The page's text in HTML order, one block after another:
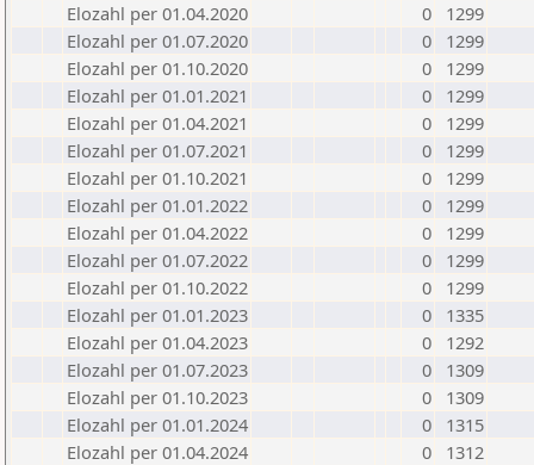
Elozahl per 01.04.2020
0
1299
Elozahl per 01.07.2020
0
1299
Elozahl per 01.10.2020
0
1299
Elozahl per 01.01.2021
0
1299
Elozahl per 01.04.2021
0
1299
Elozahl per 01.07.2021
0
1299
Elozahl per 01.10.2021
0
1299
Elozahl per 01.01.2022
0
1299
Elozahl per 01.04.2022
0
1299
Elozahl per 01.07.2022
0
1299
Elozahl per 01.10.2022
0
1299
Elozahl per 01.01.2023
0
1335
Elozahl per 01.04.2023
0
1292
Elozahl per 01.07.2023
0
1309
Elozahl per 01.10.2023
0
1309
Elozahl per 01.01.2024
0
1315
Elozahl per 01.04.2024
0
1312